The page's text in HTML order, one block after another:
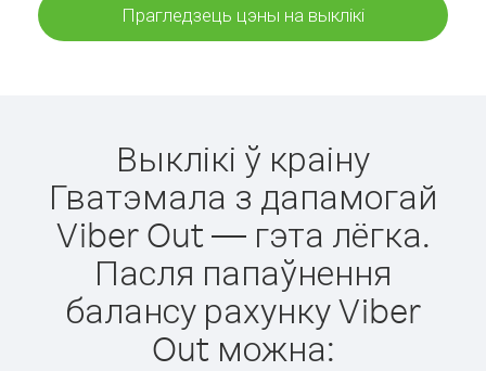
Прагледзець цэны на выклікі
Выклікі ў краіну
Гватэмала з дапамогай
Viber Out — гэта лёгка.
Пасля папаўнення
балансу рахунку Viber
Out можна: